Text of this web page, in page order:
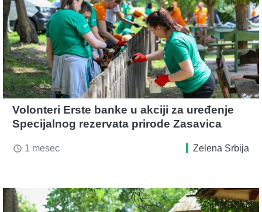
Volonteri Erste banke u akciji za uređenje
Specijalnog rezervata prirode Zasavica
access_time 1 mesec Zelena Srbija